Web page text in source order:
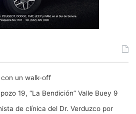
un walk-off
19, “La Bendición” Valle Buey 9
de clínica del Dr. Verduzco por